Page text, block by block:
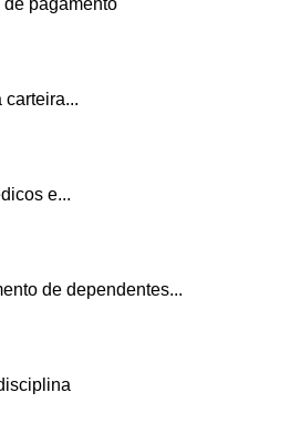
pagamento
carteira...
e...
de dependentes...